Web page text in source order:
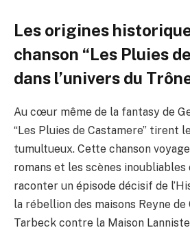
Les origines
chanson “Les Pluies
dans l’univers du
Au cœur même de la fantasy de
“Les Pluies de Castamere” tirent
tumultueux. Cette chanson
romans et les scènes inoubliables
raconter un épisode décisif de
la rébellion des maisons Reyne
Tarbeck contre la Maison